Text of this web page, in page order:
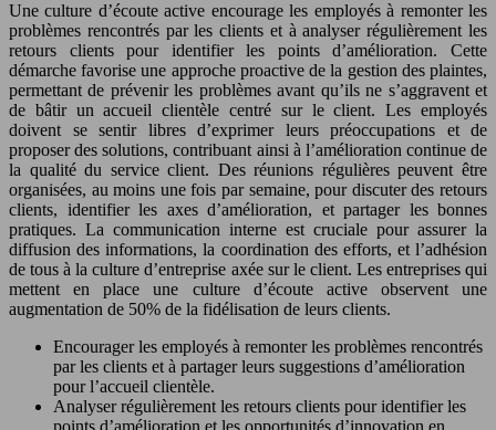
Une culture d’écoute active encourage les employés à remonter les
problèmes rencontrés par les clients et à analyser régulièrement les
retours clients pour identifier les points d’amélioration. Cette
démarche favorise une approche proactive de la gestion des plaintes,
permettant de prévenir les problèmes avant qu’ils ne s’aggravent et
de bâtir un accueil clientèle centré sur le client. Les employés
doivent se sentir libres d’exprimer leurs préoccupations et de
proposer des solutions, contribuant ainsi à l’amélioration continue de
la qualité du service client. Des réunions régulières peuvent être
organisées, au moins une fois par semaine, pour discuter des retours
clients, identifier les axes d’amélioration, et partager les bonnes
pratiques. La communication interne est cruciale pour assurer la
diffusion des informations, la coordination des efforts, et l’adhésion
de tous à la culture d’entreprise axée sur le client. Les entreprises qui
mettent en place une culture d’écoute active observent une
augmentation de 50% de la fidélisation de leurs clients.
Encourager les employés à remonter les problèmes rencontrés
par les clients et à partager leurs suggestions d’amélioration
pour l’accueil clientèle.
Analyser régulièrement les retours clients pour identifier les